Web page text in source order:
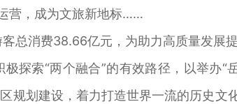
营，成为文旅新地标……
消费38.66亿元，为助力高质量发展提
索“两个融合”的有效路径，以举办“
规划建设，着力打造世界一流的历史文